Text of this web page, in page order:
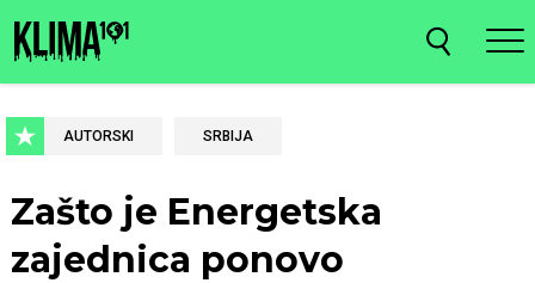
AUTORSKI SRBIJA
Zašto je Energetska
zajednica ponovo